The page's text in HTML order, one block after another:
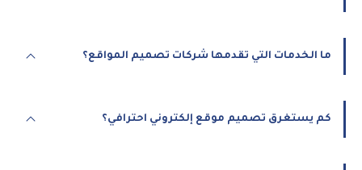
ما الخدمات التي تقدمها شركات تصميم المواقع؟
كم يستغرق تصميم موقع إلكتروني احترافي؟